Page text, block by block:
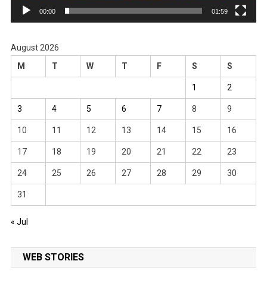
00:00 01:59
August 2026
M
T W T F S S
1 2
3 4 5 6 7 8 9
10 11 12 13 14 15 16
17 18 19 20 21 22 23
24 25 26 27 28 29 30
31
« Jul
WEB STORIES